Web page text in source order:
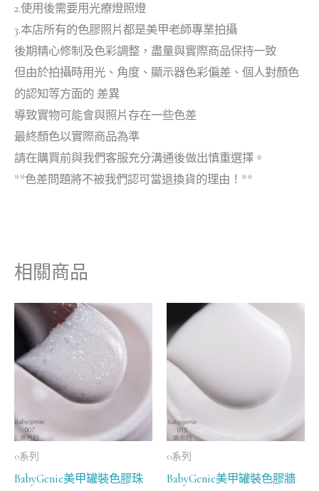
2.使用後需要用光療燈照燈
3.本店所有的色膠照片都是美甲老師專業拍攝
後期精心修制及色彩調整，盡量與實際商品保持一致
但由於拍攝時用光、角度、顯示器色彩偏差、個人對顏色
的認知等方面的 差異
導致實物可能會與照片存在一些色差
最終顏色以實際商品為準
請在購買前與我們客服充分溝通後做出慎重選擇。
**色差問題將不被我們認可當退換貨的理由！**
相關商品
0系列
BabyGenie美甲罐裝色膠珠
0系列
BabyGenie美甲罐裝色膠牆